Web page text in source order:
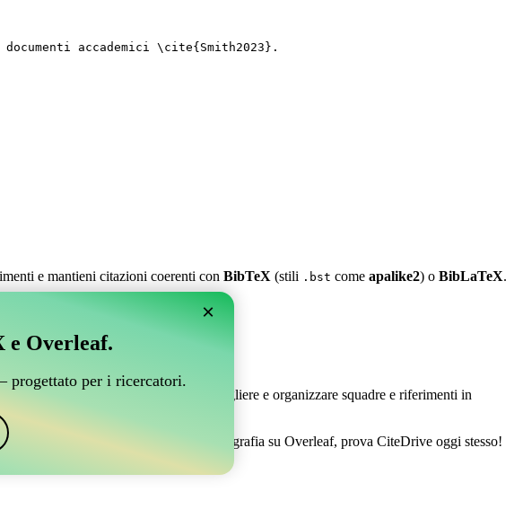
accademici \cite{ Smith2023 }.
e mantieni citazioni coerenti con BibTeX (stili .bst come apalike2) o BibLaTeX.
a Overleaf?
a Overleaf?”
essere perfetto! Ti permette di raccogliere e organizzare squadre e riferimenti in
semplice per gestire la tua bibliografia su Overleaf, prova CiteDrive oggi stesso!
×
e Overleaf.
progettato per i ricercatori.